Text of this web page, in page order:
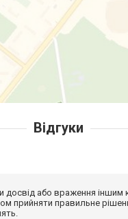
Відгуки
досвід або враження
прийняти правильне